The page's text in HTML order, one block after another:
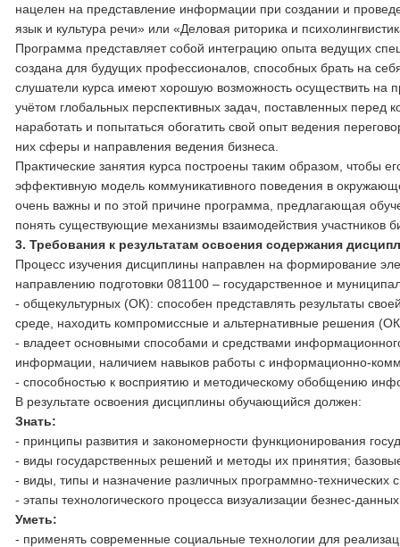
нацелен на представление информации при создании и
язык и культура речи» или «Деловая риторика и
Программа представляет собой интеграцию опыта ведущих
создана для будущих профессионалов, способных брать на
слушатели курса имеют хорошую возможность осуществить на
учётом глобальных перспективных задач, поставленных
наработать и попытаться обогатить свой опыт ведения
них сферы и направления ведения бизнеса.
Практические занятия курса построены таким образом, чтобы
эффективную модель коммуникативного поведения в
очень важны и по этой причине программа, предлагающая
понять существующие механизмы взаимодействия участников
3. Требования к результатам освоения содержания
Процесс изучения дисциплины направлен на формирование
направлению подготовки 081100 – государственное и
- общекультурных (ОК): способен представлять результаты
среде, находить компромиссные и альтернативные решения
- владеет основными способами и средствами
информации, наличием навыков работы с информационно-
- способностью к восприятию и методическому обобщению
В результате освоения дисциплины обучающийся должен:
Знать:
- принципы развития и закономерности функционирования
- виды государственных решений и методы их принятия;
- виды, типы и назначение различных программно-технических
- этапы технологического процесса визуализации безнес-
Уметь:
- применять современные социальные технологии для